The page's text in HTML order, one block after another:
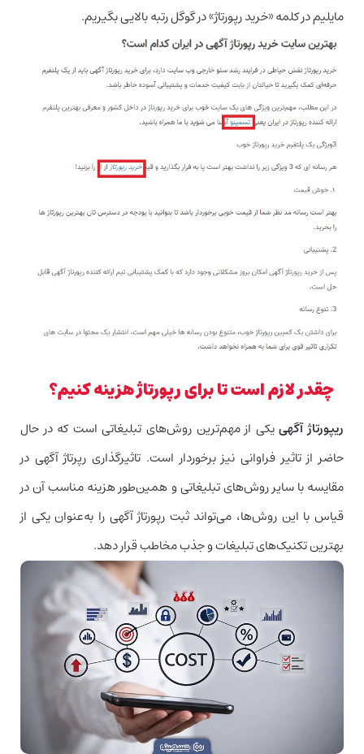
مایلیم در کلمه «خرید رپورتاژ» در گوگل رتبه بالایی بگیریم.
چقدر لازم است تا برای رپورتاژ هزینه کنیم؟
ریپورتاژ آگهییکی از مهم‌ترین روش‌های تبلیغاتی است که در حال
حاضر از تاثیر فراوانی نیز برخوردار است. تاثیرگذاری رپرتاژ آگهی در
مقایسه با سایر روش‌های تبلیغاتی و همین‌طور هزینه مناسب آن در
قیاس با این روش‌ها، می‌تواند ثبت رپورتاژ آگهی را به‌عنوان یکی از
بهترین تکنیک‌های تبلیغات و جذب مخاطب قرار دهد.